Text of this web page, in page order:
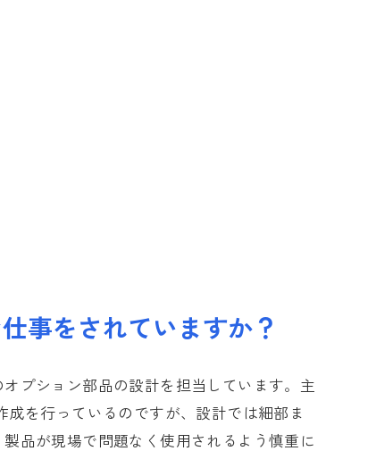
事をされていますか？
プション部品の設計を担当しています。主
成を行っているのですが、設計では細部ま
品が現場で問題なく使用されるよう慎重に